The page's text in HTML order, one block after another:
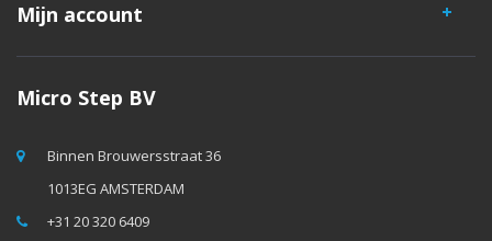
Mijn account
Micro Step BV
Binnen Brouwersstraat 36
1013EG AMSTERDAM
+31 20 320 6409